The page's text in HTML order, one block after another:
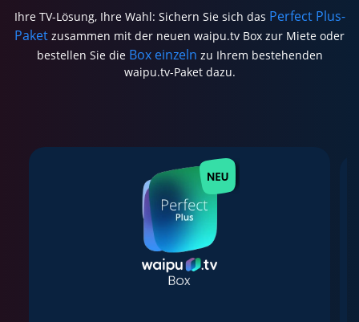
Ihre TV-Lösung, Ihre Wahl: Sichern Sie sich das Perfect Plus-
Paket zusammen mit der neuen waipu.tv Box zur Miete oder
bestellen Sie die Box einzeln zu Ihrem bestehenden
waipu.tv-Paket dazu.